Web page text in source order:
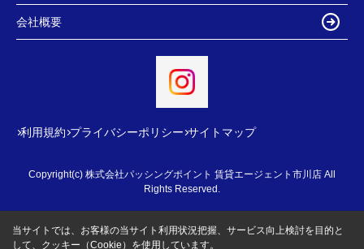
会社概要
利用規約 プライバシーポリシー サイトマップ
Copyright(c) 株式会社パッシングポイント 賃貸エージェント市川店 All
Rights Reserved.
当サイトでは、お客様の当サイト利用状況把握、サービス向上検討を目的と
して、クッキー（Cookie）を使用しています。